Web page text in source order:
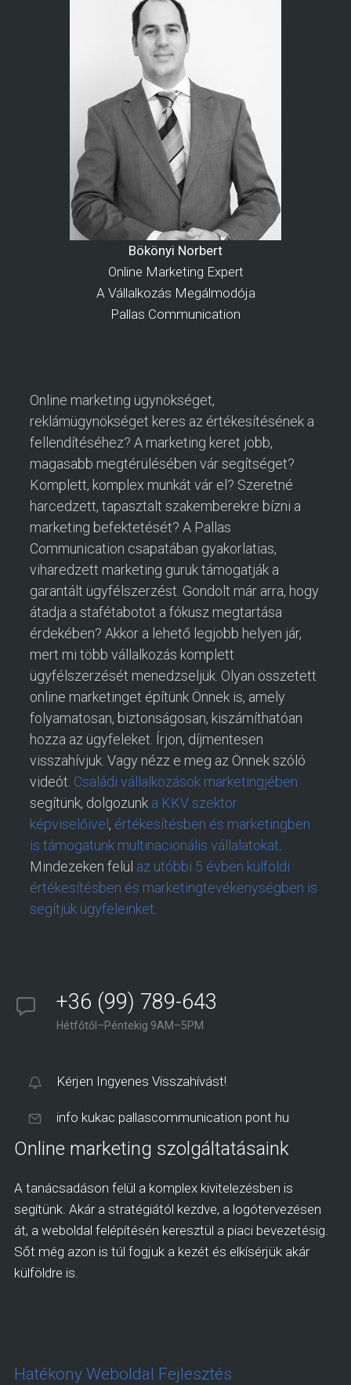
Bökönyi Norbert
Online Marketing Expert
A Vállalkozás Megálmodója
Pallas Communication
Online marketing ügynökséget,
reklámügynökséget keres az értékesítésének a
fellendítéséhez? A marketing keret jobb,
magasabb megtérülésében vár segítséget?
Komplett, komplex munkát vár el? Szeretné
harcedzett, tapasztalt szakemberekre bízni a
marketing befektetését? A Pallas
Communication csapatában gyakorlatias,
viharedzett marketing guruk támogatják a
garantált ügyfélszerzést. Gondolt már arra, hogy
átadja a stafétabotot a fókusz megtartása
érdekében? Akkor a lehető legjobb helyen jár,
mert mi több vállalkozás komplett
ügyfélszerzését menedzseljük. Olyan összetett
online marketinget építünk Önnek is, amely
folyamatosan, biztonságosan, kiszámíthatóan
hozza az ügyfeleket. Írjon, díjmentesen
visszahívjuk. Vagy nézz e meg az Önnek szóló
videót. Családi vállalkozások marketingjében
segítünk, dolgozunk a KKV szektor
képviselőivel , értékesítésben és marketingben
is támogatunk multinacionális vállalatokat.
Mindezeken felül az utóbbi 5 évben külföldi
értékesítésben és marketingtevékenységben is
segítjük ügyfeleinket.
+36 (99) 789-643
Hétfőtől–Péntekig 9AM–5PM
Kérjen Ingyenes Visszahívást!
info kukac pallascommunication pont hu
Online marketing szolgáltatásaink
A tanácsadáson felül a komplex kivitelezésben is
segítünk. Akár a stratégiától kezdve, a logótervezésen
át, a weboldal felépítésén keresztül a piaci bevezetésig.
Sőt még azon is túl fogjuk a kezét és elkísérjük akár
külföldre is.
Hatékony Weboldal Fejlesztés